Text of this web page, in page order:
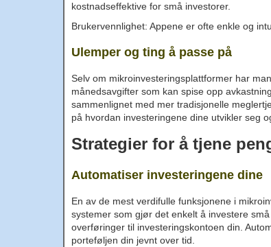
kostnadseffektive for små investorer.
Brukervennlighet: Appene er ofte enkle og
Ulemper og ting å passe på
Selv om mikroinvesteringsplattformer har
månedsavgifter som kan spise opp
sammenlignet med mer tradisjonelle
på hvordan investeringene dine utvikler seg
Strategier for å tjene
Automatiser investeringene dine
En av de mest verdifulle funksjonene i
systemer som gjør det enkelt å investere
overføringer til investeringskontoen din.
porteføljen din jevnt over tid.